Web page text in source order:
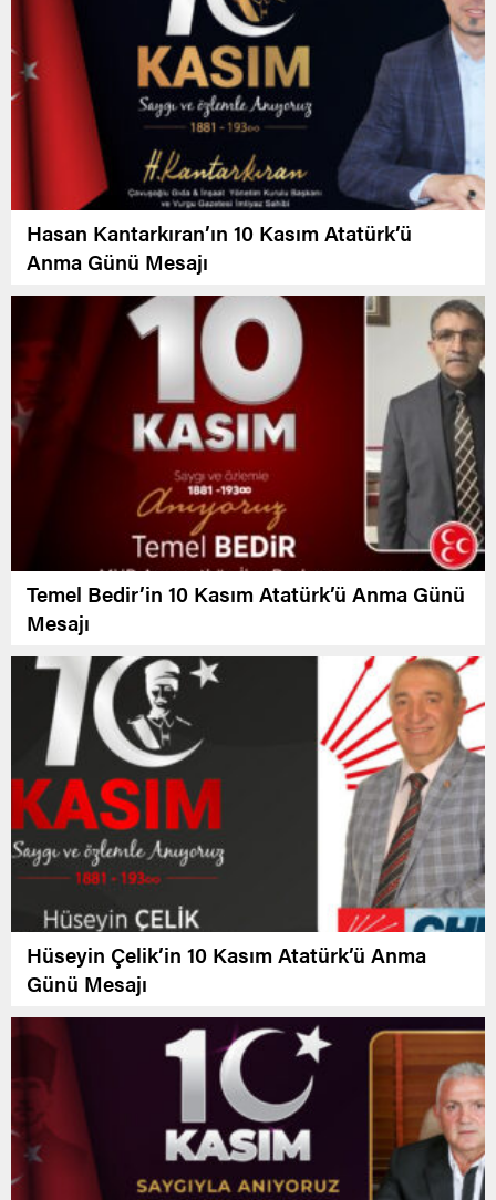
Hasan Kantarkıran’ın 10 Kasım Atatürk’ü
Anma Günü Mesajı
Temel Bedir’in 10 Kasım Atatürk’ü Anma Günü
Mesajı
Hüseyin Çelik’in 10 Kasım Atatürk’ü Anma
Günü Mesajı